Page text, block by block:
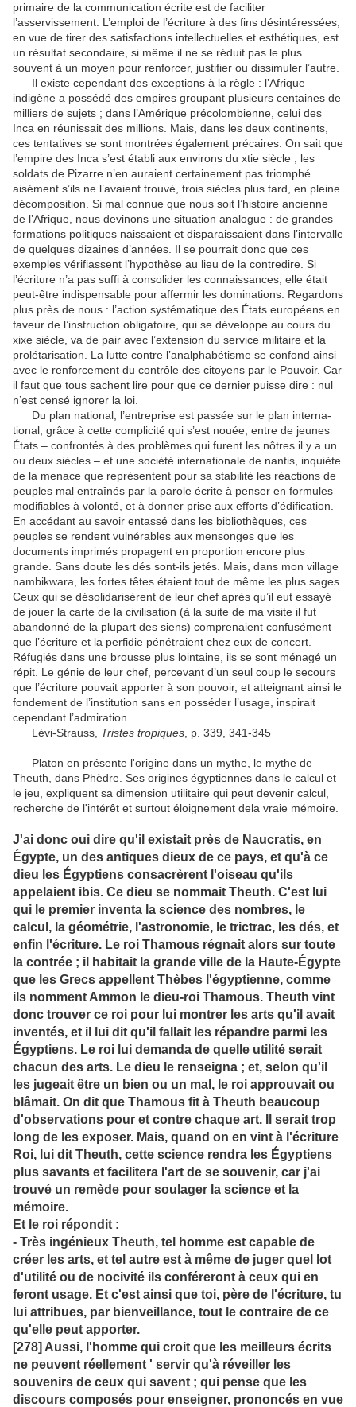
primaire de la communication écrite est de faciliter
l’asservissement. L’emploi de l’écriture à des fins désintéressées,
en vue de tirer des satisfactions intellec­tuelles et esthétiques, est
un résultat secondaire, si même il ne se réduit pas le plus
souvent à un moyen pour renforcer, jus­tifier ou dissimuler l’autre.
Il existe cependant des exceptions à la règle : l’Afrique
indigène a possédé des empires groupant plusieurs centaines de
milliers de sujets ; dans l’Amérique précolombienne, celui des
Inca en réunissait des millions. Mais, dans les deux conti­nents,
ces tentatives se sont montrées également précaires. On sait que
l’empire des Inca s’est établi aux environs du xtie siècle ; les
soldats de Pizarre n’en auraient certainement pas triomphé
aisément s’ils ne l’avaient trouvé, trois siècles plus tard, en pleine
décomposition. Si mal connue que nous soit l’histoire ancienne
de l’Afrique, nous devinons une situation analogue : de grandes
formations politiques naissaient et dis­paraissaient dans l’intervalle
de quelques dizaines d’années. Il se pourrait donc que ces
exemples vérifiassent l’hypothèse au lieu de la contredire. Si
l’écriture n’a pas suffi à consolider les connaissances, elle était
peut-être indispensable pour affer­mir les dominations. Regardons
plus près de nous : l’action systématique des États européens en
faveur de l’instruction obligatoire, qui se développe au cours du
xixe siècle, va de pair avec l’extension du service militaire et la
prolétarisation. La lutte contre l’analphabétisme se confond ainsi
avec le renforcement du contrôle des citoyens par le Pouvoir. Car
il faut que tous sachent lire pour que ce dernier puisse dire : nul
n’est censé ignorer la loi.
Du plan national, l’entreprise est passée sur le plan interna­
tional, grâce à cette complicité qui s’est nouée, entre de jeunes
États – confrontés à des problèmes qui furent les nôtres il y a un
ou deux siècles – et une société internationale de nantis, inquiète
de la menace que représentent pour sa stabilité les réactions de
peuples mal entraînés par la parole écrite à penser en formules
modifiables à volonté, et à donner prise aux efforts d’édification.
En accédant au savoir entassé dans les bibliothèques, ces
peuples se rendent vulnérables aux men­songes que les
documents imprimés propagent en proportion encore plus
grande. Sans doute les dés sont-ils jetés. Mais, dans mon village
nambikwara, les fortes têtes étaient tout de même les plus sages.
Ceux qui se désolidarisèrent de leur chef après qu’il eut essayé
de jouer la carte de la civilisation (à la suite de ma visite il fut
abandonné de la plupart des siens) comprenaient confusément
que l’écriture et la perfidie péné­traient chez eux de concert.
Réfugiés dans une brousse plus lointaine, ils se sont ménagé un
répit. Le génie de leur chef, percevant d’un seul coup le secours
que l’écriture pouvait apporter à son pouvoir, et atteignant ainsi le
fondement de l’institution sans en posséder l’usage, inspirait
cependant l’ad­miration.
Lévi-Strauss, Tristes tropiques , p. 339, 341-345
Platon en présente l'origine dans un mythe, le mythe de
Theuth, dans Phèdre. Ses origines égyptiennes dans le calcul et
le jeu, expliquent sa dimension utilitaire qui peut devenir calcul,
recherche de l'intérêt et surtout éloignement dela vraie mémoire.
J'ai donc oui dire qu'il existait près de Naucratis, en
Égypte, un des antiques dieux de ce pays, et qu'à ce
dieu les Égyptiens consacrèrent l'oiseau qu'ils
appelaient ibis. Ce dieu se nommait Theuth. C'est lui
qui le premier inventa la science des nombres, le
calcul, la géométrie, l'astronomie, le trictrac, les dés, et
enfin l'écriture. Le roi Thamous régnait alors sur toute
la contrée ; il habitait la grande ville de la Haute-Égypte
que les Grecs appellent Thèbes l'égyptienne, comme
ils nomment Ammon le dieu-roi Thamous. Theuth vint
donc trouver ce roi pour lui montrer les arts qu'il avait
inventés, et il lui dit qu'il fallait les répandre parmi les
Égyptiens. Le roi lui demanda de quelle utilité serait
chacun des arts. Le dieu le renseigna ; et, selon qu'il
les jugeait être un bien ou un mal, le roi approuvait ou
blâmait. On dit que Thamous fit à Theuth beaucoup
d'observations pour et contre chaque art. Il serait trop
long de les exposer. Mais, quand on en vint à l'écriture
Roi, lui dit Theuth, cette science rendra les Égyptiens
plus savants et facilitera l'art de se souvenir, car j'ai
trouvé un remède pour soulager la science et la
mémoire.
Et le roi répondit :
- Très ingénieux Theuth, tel homme est capable de
créer les arts, et tel autre est à même de juger quel lot
d'utilité ou de nocivité ils conféreront à ceux qui en
feront usage. Et c'est ainsi que toi, père de l'écriture, tu
lui attribues, par bienveillance, tout le contraire de ce
qu'elle peut apporter.
[278] Aussi, l'homme qui croit que les meilleurs écrits
ne peuvent réellement ' servir qu'à réveiller les
souvenirs de ceux qui savent ; qui pense que les
discours composés pour enseigner, prononcés en vue